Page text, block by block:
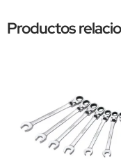
Productos